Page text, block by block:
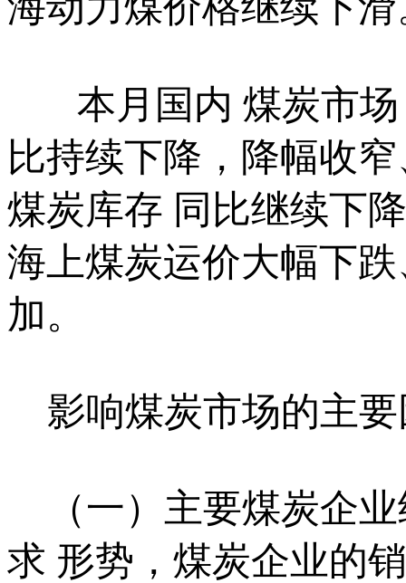
本月国内 煤炭市场
比持续下降，降幅收
煤炭库存 同比继续下
海上煤炭运价大幅下
加。
影响煤炭市场的主要
（一）主要煤炭企业
求 形势，煤炭企业的